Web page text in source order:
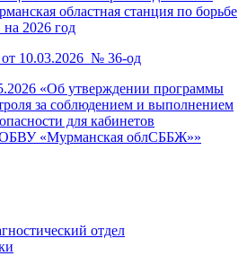
областная станция по борьбе
2026 год
10.03.2026 № 36-од
«Об утверждении программы
за соблюдением и выполнением
для кабинетов
«Мурманская облСББЖ»»
отдел